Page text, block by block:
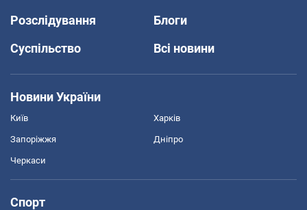
Розслідування
Блоги
Суспільство
Всі новини
Новини України
Київ Харків
Запоріжжя Дніпро
Черкаси
Спорт